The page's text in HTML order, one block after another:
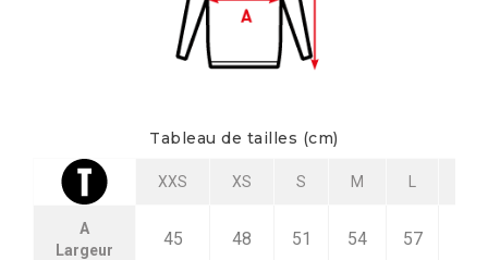
Tableau de tailles (cm)
XXS XS S M
A
Largeur
45 48 51 54 57